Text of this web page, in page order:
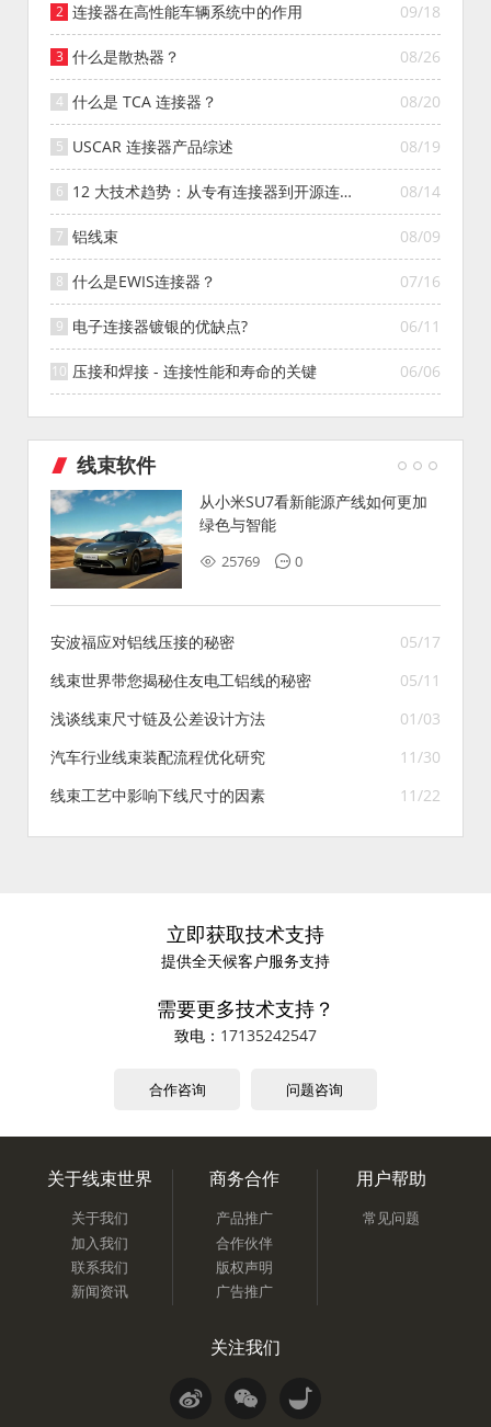
09/18
连接器在高性能车辆系统中的作用
08/26
什么是散热器？
08/20
什么是 TCA 连接器？
08/19
USCAR 连接器产品综述
08/14
12 大技术趋势：从专有连接器到开源连接
器的演变
08/09
铝线束
07/16
什么是EWIS连接器？
06/11
电子连接器镀银的优缺点?
06/06
压接和焊接 - 连接性能和寿命的关键
线束软件
从小米SU7看新能源产线如何更加
绿色与智能
25769 0
05/17
安波福应对铝线压接的秘密
05/11
线束世界带您揭秘住友电工铝线的秘密
01/03
浅谈线束尺寸链及公差设计方法
11/30
汽车行业线束装配流程优化研究
11/22
线束工艺中影响下线尺寸的因素
立即获取技术支持
提供全天候客户服务支持
需要更多技术支持？
致电： 17135242547
合作咨询 问题咨询
关于线束世界
关于我们
加入我们
联系我们
新闻资讯
商务合作
产品推广
合作伙伴
版权声明
广告推广
用户帮助
常见问题
关注我们